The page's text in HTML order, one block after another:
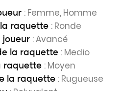
: Femme, Homme
raquette : Ronde
joueur : Avancé
la raquette : Medio
raquette : Moyen
la raquette : Rugueuse